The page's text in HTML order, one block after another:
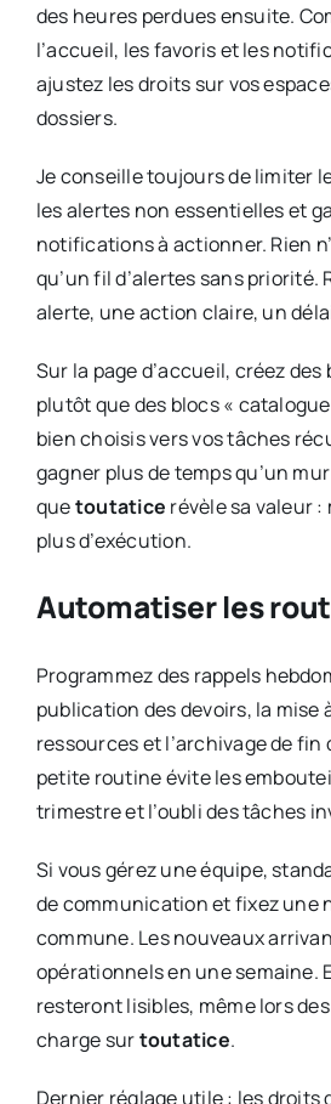
des heures perdues ensuite.
l’accueil, les favoris et les
ajustez les droits sur vos
dossiers.
Je conseille toujours de limiter
les alertes non essentielles et
notifications à actionner. Rien
qu’un fil d’alertes sans priorité.
alerte, une action claire, un
Sur la page d’accueil, créez
plutôt que des blocs «
bien choisis vers vos tâches
gagner plus de temps qu’un mur
quetoutatice révèle sa valeur :
plus d’exécution.
Automatiser les
Programmez des rappels
publication des devoirs, la mise
ressources et l’archivage de fin
petite routine évite les
trimestre et l’oubli des tâches
Si vous gérez une équipe,
de communication et fixez une
commune. Les nouveaux
opérationnels en une semaine.
resteront lisibles, même lors
charge surtoutatice.
Dernier réglage utile : les droits